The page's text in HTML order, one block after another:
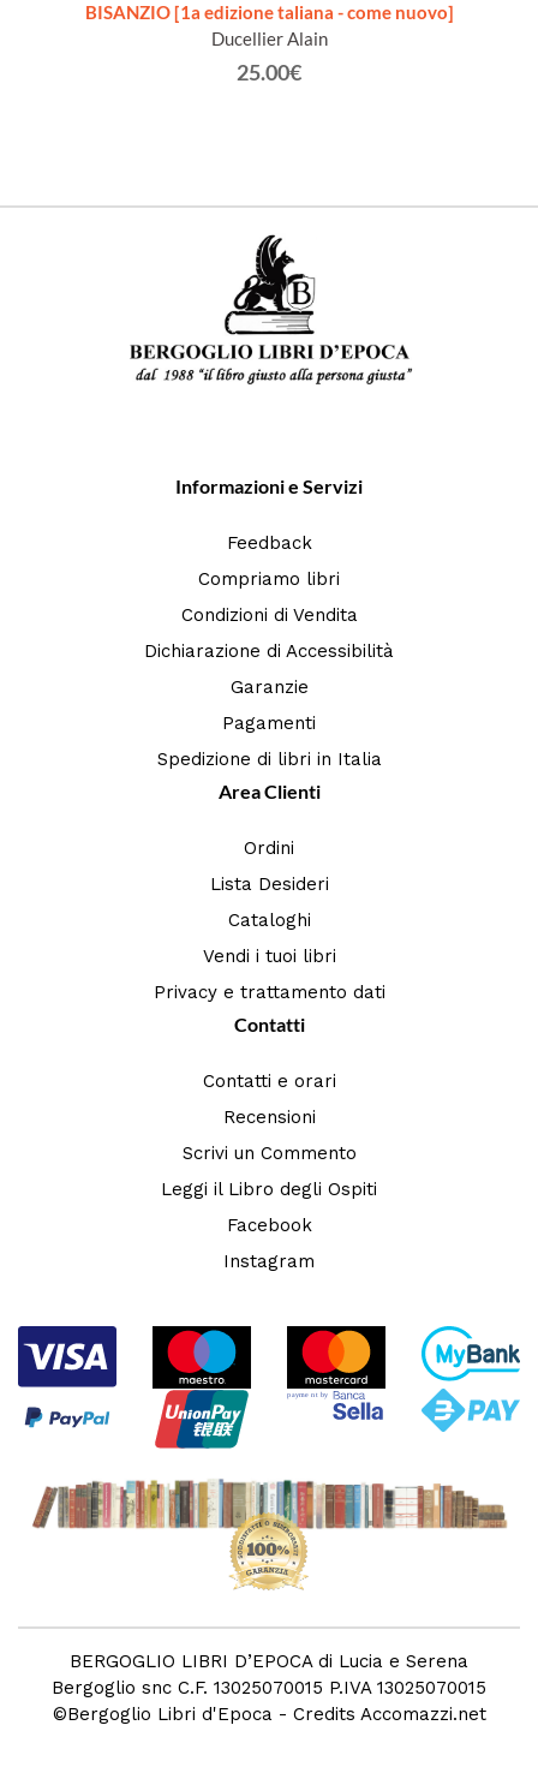
BISANZIO [1a edizione taliana - come nuovo]
Ducellier Alain
25.00€
Informazioni e Servizi
Feedback
Compriamo libri
Condizioni di Vendita
Dichiarazione di Accessibilità
Garanzie
Pagamenti
Spedizione di libri in Italia
Area Clienti
Ordini
Lista Desideri
Cataloghi
Vendi i tuoi libri
Privacy e trattamento dati
Contatti
Contatti e orari
Recensioni
Scrivi un Commento
Leggi il Libro degli Ospiti
Facebook
Instagram
BERGOGLIO LIBRI D’EPOCA di Lucia e Serena
Bergoglio snc C.F. 13025070015 P.IVA 13025070015
©Bergoglio Libri d'Epoca - Credits Accomazzi.net